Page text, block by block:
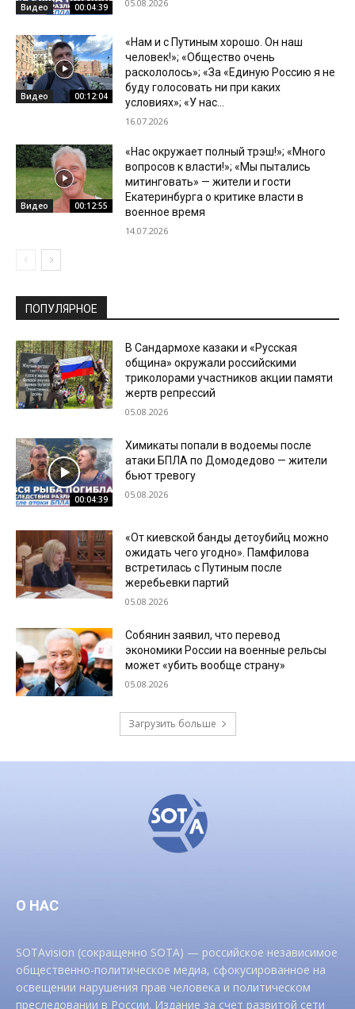
Видео 00:04:39 05.08.2026
Видео 00:12:04
«Нам и с Путиным хорошо. Он наш
человек!»; «Общество очень
раскололось»; «За «Единую Россию я не
буду голосовать ни при каких
условиях»; «У нас...
16.07.2026
Видео 00:12:55
«Нас окружает полный трэш!»; «Много
вопросов к власти!»; «Мы пытались
митинговать» — жители и гости
Екатеринбурга о критике власти в
военное время
14.07.2026
ПОПУЛЯРНОЕ
В Сандармохе казаки и «Русская
община» окружали российскими
триколорами участников акции памяти
жертв репрессий
05.08.2026
00:04:39
Химикаты попали в водоемы после
атаки БПЛА по Домодедово — жители
бьют тревогу
05.08.2026
«От киевской банды детоубийц можно
ожидать чего угодно». Памфилова
встретилась с Путиным после
жеребьевки партий
05.08.2026
Собянин заявил, что перевод
экономики России на военные рельсы
может «убить вообще страну»
05.08.2026
Загрузить больше
О НАС
SOTAvision (сокращенно SOTA) — российское независимое
общественно-политическое медиа, сфокусированное на
освещении нарушения прав человека и политическом
преследовании в России. Издание за счет развитой сети